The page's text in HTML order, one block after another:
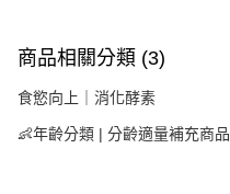
商品相關分類 (3)
食慾向上｜消化酵素
👶年齡分類 | 分齡適量補充商品